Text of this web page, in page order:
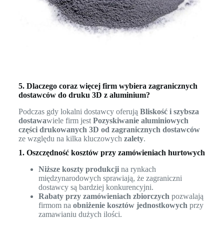
5. Dlaczego coraz więcej firm wybiera zagranicznych
dostawców do druku 3D z aluminium?
Podczas gdy lokalni dostawcy oferują Bliskość i szybsza
dostawawiele firm jest Pozyskiwanie aluminiowych
części drukowanych 3D od zagranicznych dostawców
ze względu na kilka kluczowych zalety.
1. Oszczędność kosztów przy zamówieniach hurtowych
Niższe koszty produkcjina rynkach
międzynarodowych sprawiają, że zagraniczni
dostawcy są bardziej konkurencyjni.
Rabaty przy zamówieniach zbiorczych pozwalają
firmom na obniżenie kosztów jednostkowych przy
zamawianiu dużych ilości.